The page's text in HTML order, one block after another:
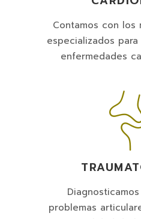
Contamos con los
especializados
enfermedades
problemas